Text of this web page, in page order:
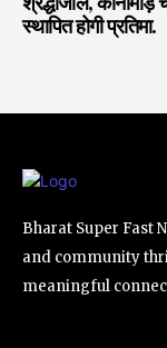
स्थापित होगी प्रतिमा.
Bharat Super Fast
and community
meaningful